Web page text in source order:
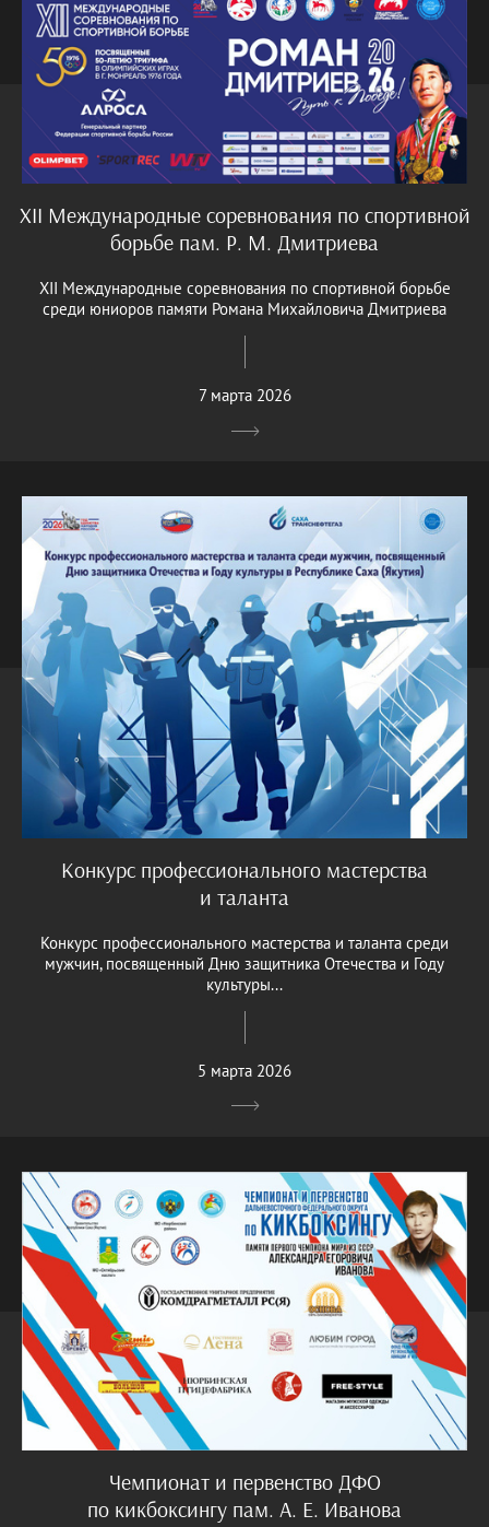
XII Международные соревнования по спортивной
борьбе пам. Р. М. Дмитриева
XII Международные соревнования по спортивной борьбе
среди юниоров памяти Романа Михайловича Дмитриева
7 марта 2026
Конкурс профессионального мастерства
и таланта
Конкурс профессионального мастерства и таланта среди
мужчин, посвященный Дню защитника Отечества и Году
культуры...
5 марта 2026
Чемпионат и первенство ДФО
по кикбоксингу пам. А. Е. Иванова